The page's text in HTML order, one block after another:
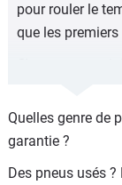
pour rouler le
que les
C'est une auto
Quelles genre de
garantie ?
Des pneus usés